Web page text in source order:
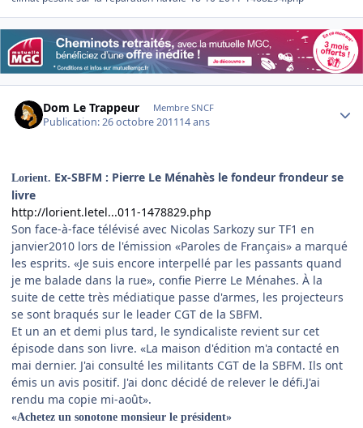
Dom Le Trappeur Membre SNCF
Publication:26 octobre 201114 ans
Lorient. Ex-SBFM : Pierre Le Ménahès le fondeur frondeur se
livre
http://lorient.letel...011-1478829.php
Son face-à-face télévisé avec Nicolas Sarkozy sur TF1 en
janvier2010 lors de l'émission «Paroles de Français» a marqué
les esprits. «Je suis encore interpellé par les passants quand
je me balade dans la rue», confie Pierre Le Ménahes. À la
suite de cette très médiatique passe d'armes, les projecteurs
se sont braqués sur le leader CGT de la SBFM.
Et un an et demi plus tard, le syndicaliste revient sur cet
épisode dans son livre. «La maison d'édition m'a contacté en
mai dernier. J'ai consulté les militants CGT de la SBFM. Ils ont
émis un avis positif. J'ai donc décidé de relever le défi.J'ai
rendu ma copie mi-août».
«Achetez un sonotone monsieur le président»